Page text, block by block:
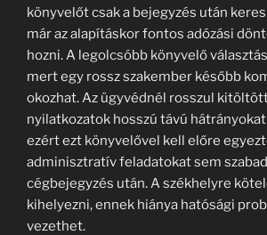
könyvelőt csak a bejegyzés után
már az alapításkor fontos adózási
hozni. A legolcsóbb könyvelő
mert egy rossz szakember később
okozhat. Az ügyvédnél rosszul
nyilatkozatok hosszú távú
ezért ezt könyvelővel kell előre
adminisztratív feladatokat sem
cégbejegyzés után. A székhelyre
kihelyezni, ennek hiánya hatósági
vezethet.